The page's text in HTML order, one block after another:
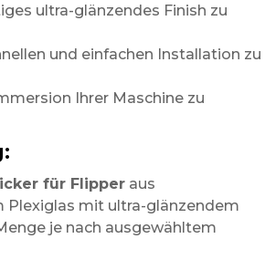
ultra-glänzendes Finish zu
und einfachen Installation zu
Ihrer Maschine zu
für Flipper aus
Plexiglas mit ultra-glänzendem
je nach ausgewähltem